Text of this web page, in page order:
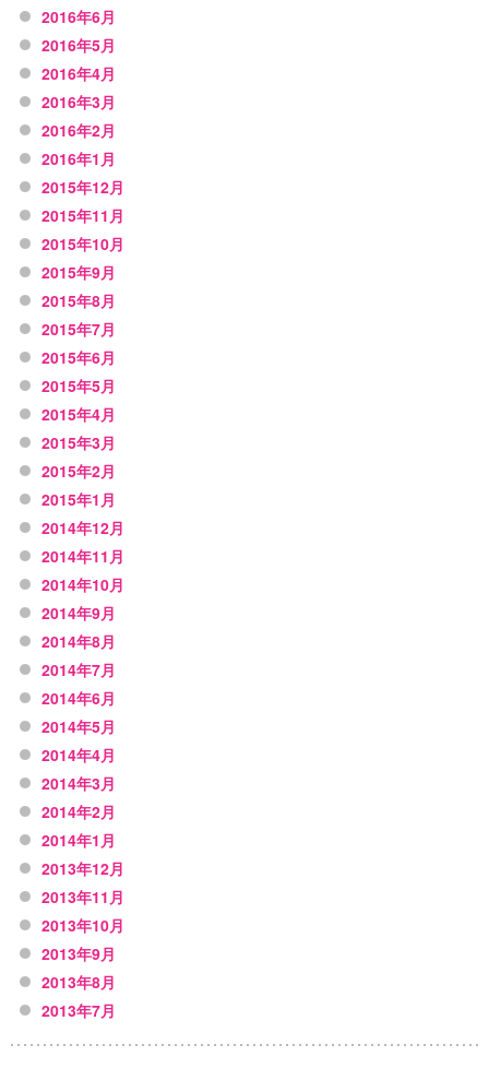
2016年6月
2016年5月
2016年4月
2016年3月
2016年2月
2016年1月
2015年12月
2015年11月
2015年10月
2015年9月
2015年8月
2015年7月
2015年6月
2015年5月
2015年4月
2015年3月
2015年2月
2015年1月
2014年12月
2014年11月
2014年10月
2014年9月
2014年8月
2014年7月
2014年6月
2014年5月
2014年4月
2014年3月
2014年2月
2014年1月
2013年12月
2013年11月
2013年10月
2013年9月
2013年8月
2013年7月